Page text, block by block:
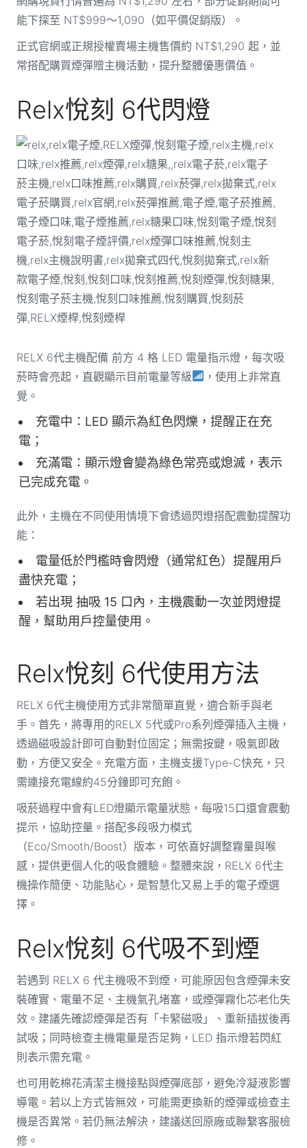
能下探至 NT$999～1,090（如平價促銷版）。
正式官網或正規授權賣場主機售價約 NT$1,290 起，並
常搭配購買煙彈贈主機活動，提升整體優惠價值。
Relx悅刻 6代閃燈
RELX 6代主機配備 前方 4 格 LED 電量指示燈，每次吸
菸時會亮起，直觀顯示目前電量等級
，使用上非常直
覺。
充電中：LED 顯示為紅色閃爍，提醒正在充
電；
充滿電：顯示燈會變為綠色常亮或熄滅，表示
已完成充電。
此外，主機在不同使用情境下會透過閃燈搭配震動提醒功
能：
電量低於門檻時會閃燈（通常紅色）提醒用戶
盡快充電；
若出現 抽吸 15 口內，主機震動一次並閃燈提
醒，幫助用戶控量使用。
Relx悅刻 6代使用方法
RELX 6代主機使用方式非常簡單直覺，適合新手與老
手。首先，將專用的RELX 5代或Pro系列煙彈插入主機，
透過磁吸設計即可自動對位固定；無需按鍵，吸氣即啟
動，方便又安全。充電方面，主機支援Type-C快充，只
需連接充電線約45分鐘即可充飽。
吸菸過程中會有LED燈顯示電量狀態，每吸15口還會震動
提示，協助控量。搭配多段吸力模式
（Eco/Smooth/Boost）版本，可依喜好調整霧量與喉
感，提供更個人化的吸食體驗。整體來說，RELX 6代主
機操作簡便、功能貼心，是智慧化又易上手的電子煙選
擇。
Relx悅刻 6代吸不到煙
若遇到 RELX 6 代主機吸不到煙，可能原因包含煙彈未安
裝確實、電量不足、主機氣孔堵塞，或煙彈霧化芯老化失
效。建議先確認煙彈是否有「卡緊磁吸」、重新插拔後再
試吸；同時檢查主機電量是否足夠，LED 指示燈若閃紅
則表示需充電。
也可用乾棉花清潔主機接點與煙彈底部，避免冷凝液影響
導電。若以上方式皆無效，可能需更換新的煙彈或檢查主
機是否異常。若仍無法解決，建議送回原廠或聯繫客服檢
修。